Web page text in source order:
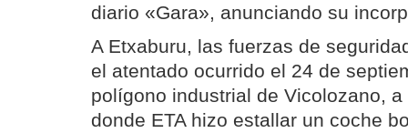
diario «Gara», anunciando su
A Etxaburu, las fuerzas de
el atentado ocurrido el 24 de
polígono industrial de Vicolozano,
donde ETA hizo estallar un coche